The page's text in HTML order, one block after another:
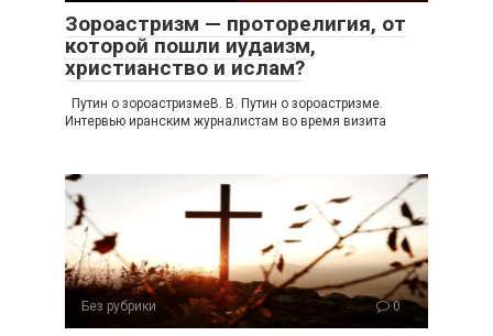
Зороастризм — проторелигия, от
которой пошли иудаизм,
христианство и ислам?
Путин о зороастризмеВ. В. Путин о зороастризме.
Интервью иранским журналистам во время визита
Без рубрики 0